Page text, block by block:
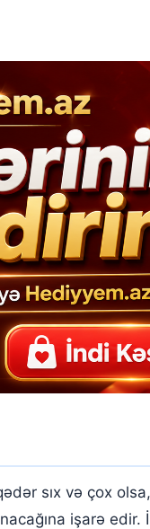
sıx və çox
işarə edir.